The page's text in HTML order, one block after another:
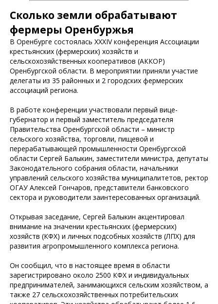
Сколько земли обрабатывают
фермеры Оренбуржья
В Оренбурге состоялась XXXIV конференция Ассоциации
крестьянских (фермерских) хозяйств и
сельскохозяйственных кооперативов (АККОР)
Оренбургской области. В мероприятии приняли участие
делегаты из 35 районных и 2 городских фермерских
ассоциаций региона.
В работе конференции участвовали первый вице-
губернатор и первый заместитель председателя
Правительства Оренбургской области – министр
сельского хозяйства, торговли, пищевой и
перерабатывающей промышленности Оренбургской
области Сергей Балыкин, заместители министра, депутаты
Законодательного собрания области, начальники
управлений сельского хозяйства муниципалитетов, ректор
ОГАУ Алексей Гончаров, представители банковского
сектора и руководители заинтересованных организаций.
Открывая заседание, Сергей Балыкин акцентировал
внимание на значении крестьянских (фермерских)
хозяйств (КФХ) и личных подсобных хозяйств (ЛПХ) для
развития агропромышленного комплекса региона.
Он сообщил, что в настоящее время в области
зарегистрировано около 2500 КФХ и индивидуальных
предпринимателей, занимающихся сельским хозяйством, а
также 27 сельскохозяйственных потребительских